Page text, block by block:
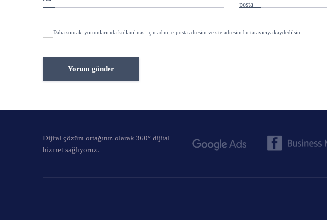
posta
Daha sonraki yorumlarımda kullanılması için adım, e-posta adresim ve site adresim bu tarayıcıya kaydedilsin.
Dijital çözüm ortağınız olarak 360° dijital
hizmet sağlıyoruz.